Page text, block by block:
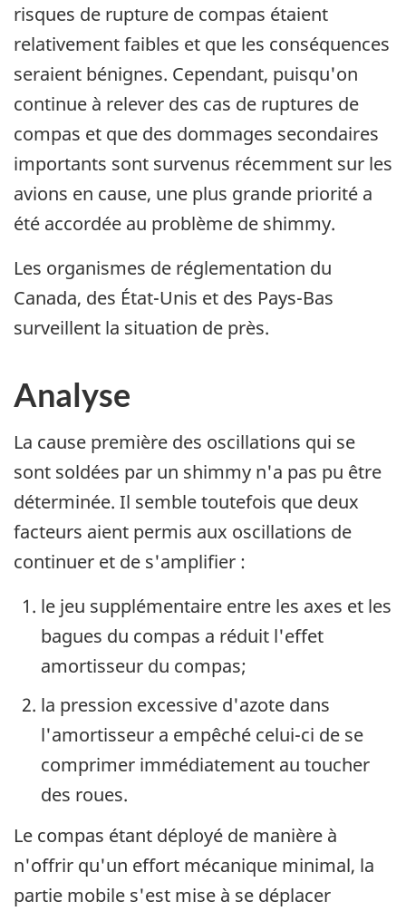
risques de rupture de compas étaient
relativement faibles et que les conséquences
seraient bénignes. Cependant, puisqu'on
continue à relever des cas de ruptures de
compas et que des dommages secondaires
importants sont survenus récemment sur les
avions en cause, une plus grande priorité a
été accordée au problème de shimmy.
Les organismes de réglementation du
Canada, des État-Unis et des Pays-Bas
surveillent la situation de près.
Analyse
La cause première des oscillations qui se
sont soldées par un shimmy n'a pas pu être
déterminée. Il semble toutefois que deux
facteurs aient permis aux oscillations de
continuer et de s'amplifier :
le jeu supplémentaire entre les axes et les
bagues du compas a réduit l'effet
amortisseur du compas;
la pression excessive d'azote dans
l'amortisseur a empêché celui-ci de se
comprimer immédiatement au toucher
des roues.
Le compas étant déployé de manière à
n'offrir qu'un effort mécanique minimal, la
partie mobile s'est mise à se déplacer